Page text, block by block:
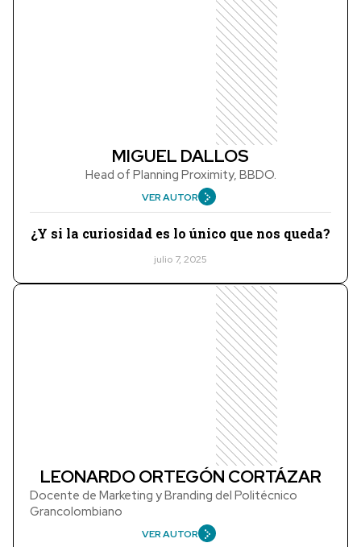
MIGUEL DALLOS
Head of Planning Proximity, BBDO.
VER AUTOR
¿Y si la curiosidad es lo único que nos queda?
julio 7, 2025
LEONARDO ORTEGÓN CORTÁZAR
Docente de Marketing y Branding del Politécnico
Grancolombiano
VER AUTOR